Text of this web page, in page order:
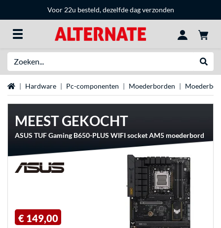
Voor 22u besteld, dezelfde dag verzonden
Home Hardware Pc-componenten Moederborden
MEEST GEKOCHT
ASUS TUF Gaming B650-PLUS WIFI socket AM5 moederbord
€ 149,00